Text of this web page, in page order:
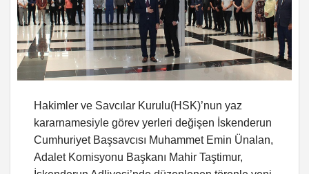
Hakimler ve Savcılar Kurulu(HSK)’nun yaz
kararnamesiyle görev yerleri değişen İskenderun
Cumhuriyet Başsavcısı Muhammet Emin Ünalan,
Adalet Komisyonu Başkanı Mahir Taştimur,